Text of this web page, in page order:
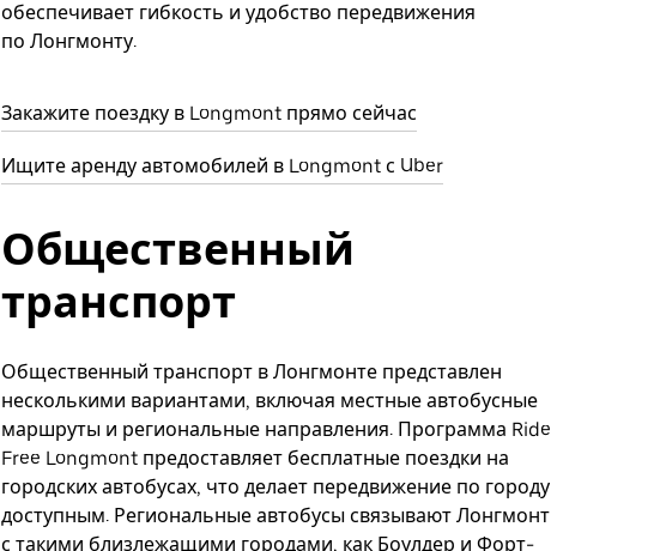
обеспечивает гибкость и удобство передвижения
по Лонгмонту.
Закажите поездку в Longmont прямо сейчас
Ищите аренду автомобилей в Longmont с Uber
Общественный
транспорт
Общественный транспорт в Лонгмонте представлен
несколькими вариантами, включая местные автобусные
маршруты и региональные направления. Программа Ride
Free Longmont предоставляет бесплатные поездки на
городских автобусах, что делает передвижение по городу
доступным. Региональные автобусы связывают Лонгмонт
с такими близлежащими городами, как Боулдер и Форт-